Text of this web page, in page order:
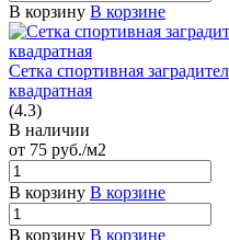
В корзину В корзине
Сетка спортивная
квадратная
(4.3)
В наличии
от 75 руб./м2
В корзину В корзине
В корзину В корзине